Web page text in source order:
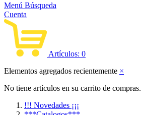
Menú Búsqueda
Cuenta
Artículos: 0
Elementos agregados recientemente ×
No tiene artículos en su carrito de compras.
!!! Novedades ¡¡¡